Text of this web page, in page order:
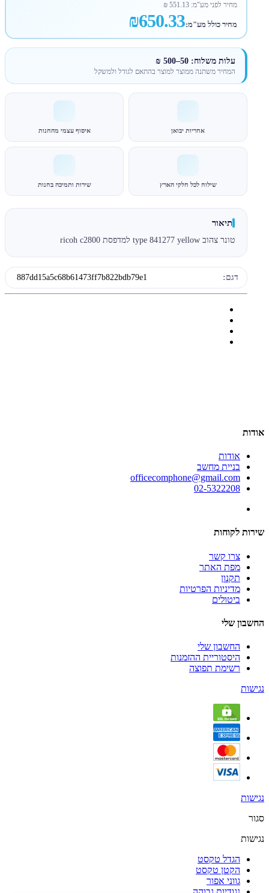
מחיר לפני מע"מ:551.13
₪
מחיר כולל מע"מ:₪650.33
עלות משלוח: 50–500 ₪
המחיר משתנה ממוצר למוצר בהתאם לגודל ולמשקל
אחריות יבואן איסוף עצמי מהחנות
שילוח לכל חלקי הארץ שירות ותמיכה בחנות
תיאור
טונר צהוב type 841277 yellow למדפסת ricoh c2800
דגם: 887dd15a5c68b61473ff7b822bdb79e1
אודות
אודות
בניית מחשב
officecomphone@gmail.com
02-5322208
שירות לקוחות
צרו קשר
מפת האתר
תקנון
מדיניות הפרטיות
ביטולים
החשבון שלי
החשבון שלי
היסטוריית ההזמנות
רשימת תפוצה
נגישות
נגישות
סגור
נגישות
הגדל טקסט
הקטן טקסט
גווני אפור